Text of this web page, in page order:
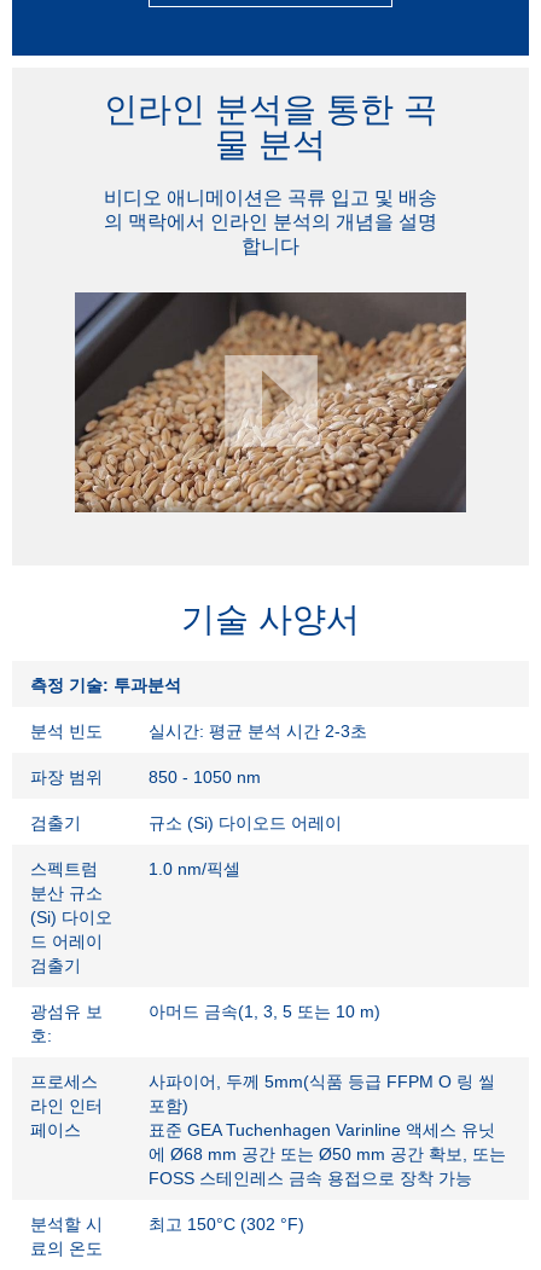
인라인 분석을 통한 곡
물 분석
비디오 애니메이션은 곡류 입고 및 배송
의 맥락에서 인라인 분석의 개념을 설명
합니다
기술 사양서
측정 기술: 투과분석
분석 빈도 실시간: 평균 분석 시간 2-3초
파장 범위 850 - 1050 nm
검출기 규소 (Si) 다이오드 어레이
스펙트럼
분산 규소
(Si) 다이오
드 어레이
검출기
1.0 nm/픽셀
광섬유 보
호:
아머드 금속(1, 3, 5 또는 10 m)
프로세스
라인 인터
페이스
사파이어, 두께 5mm(식품 등급 FFPM O 링 씰
포함)
표준 GEA Tuchenhagen Varinline 액세스 유닛
에 Ø68 mm 공간 또는 Ø50 mm 공간 확보, 또는
FOSS 스테인레스 금속 용접으로 장착 가능
분석할 시
료의 온도
최고 150°C (302 °F)